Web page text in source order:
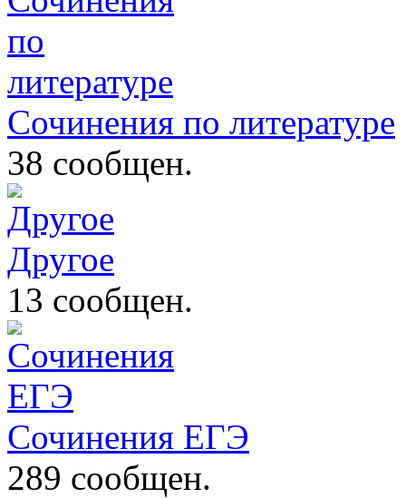
Сочинения по литературе
38 сообщен.
Другое
13 сообщен.
Сочинения ЕГЭ
289 сообщен.